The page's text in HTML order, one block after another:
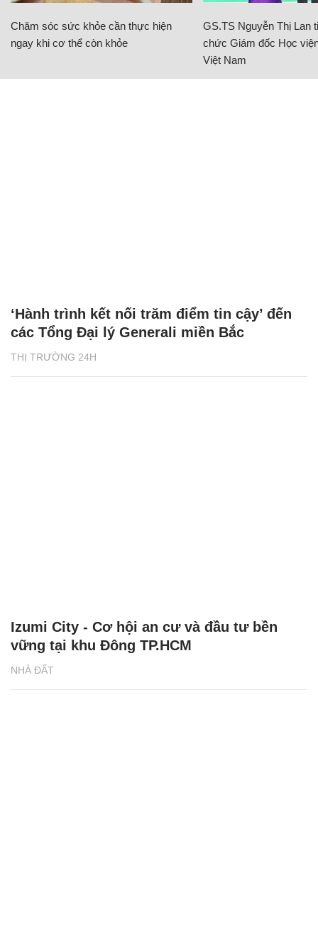
Chăm sóc sức khỏe cần thực hiện
ngay khi cơ thể còn khỏe
GS.TS Nguyễn Thị Lan
chức Giám đốc Học
Việt Nam
THỊ TRƯỜNG 24H
‘Hành trình kết nối trăm điểm tin cậy’ đến
các Tổng Đại lý Generali miền Bắc
NHÀ ĐẤT
Izumi City - Cơ hội an cư và đầu tư bền
vững tại khu Đông TP.HCM